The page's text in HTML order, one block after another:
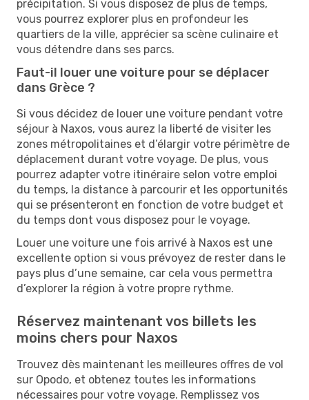
précipitation. Si vous disposez de plus de temps,
vous pourrez explorer plus en profondeur les
quartiers de la ville, apprécier sa scène culinaire et
vous détendre dans ses parcs.
Faut-il louer une voiture pour se déplacer
dans Grèce ?
Si vous décidez de louer une voiture pendant votre
séjour à Naxos, vous aurez la liberté de visiter les
zones métropolitaines et d’élargir votre périmètre de
déplacement durant votre voyage. De plus, vous
pourrez adapter votre itinéraire selon votre emploi
du temps, la distance à parcourir et les opportunités
qui se présenteront en fonction de votre budget et
du temps dont vous disposez pour le voyage.
Louer une voiture une fois arrivé à Naxos est une
excellente option si vous prévoyez de rester dans le
pays plus d’une semaine, car cela vous permettra
d’explorer la région à votre propre rythme.
Réservez maintenant vos billets les
moins chers pour Naxos
Trouvez dès maintenant les meilleures offres de vol
sur Opodo, et obtenez toutes les informations
nécessaires pour votre voyage. Remplissez vos